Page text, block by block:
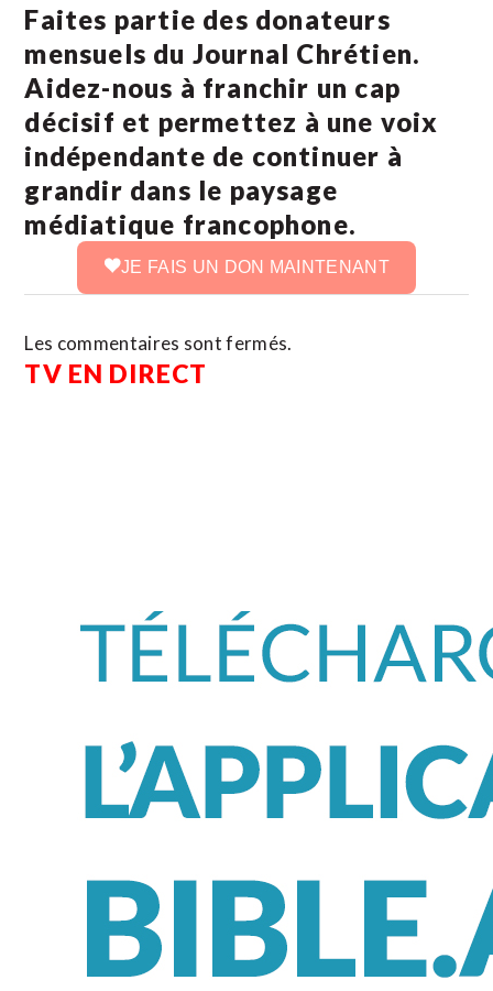
Faites partie des donateurs
mensuels du Journal Chrétien.
Aidez-nous à franchir un cap
décisif et permettez à une voix
indépendante de continuer à
grandir dans le paysage
médiatique francophone.
JE FAIS UN DON MAINTENANT
Les commentaires sont fermés.
TV EN DIRECT